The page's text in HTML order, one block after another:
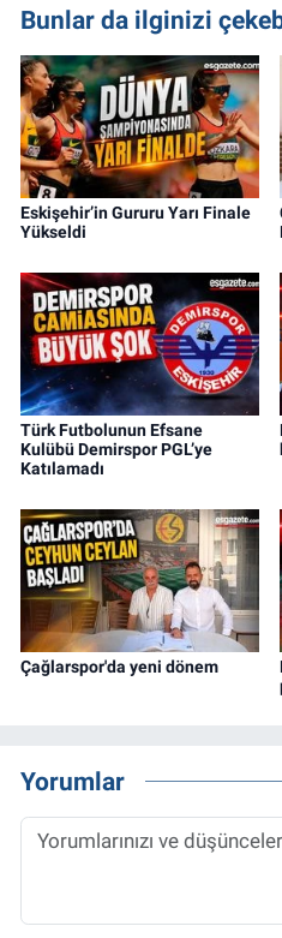
Bunlar da ilginizi
Eskişehir’in Gururu Yarı Finale
Yükseldi
Türk Futbolunun Efsane
Kulübü Demirspor PGL’ye
Katılamadı
Çağlarspor'da yeni dönem
Yorumlar